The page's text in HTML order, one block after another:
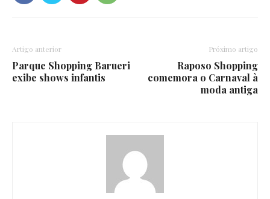
Artigo anterior
Parque Shopping Barueri
exibe shows infantis
Próximo artigo
Raposo Shopping
comemora o Carnaval à
moda antiga